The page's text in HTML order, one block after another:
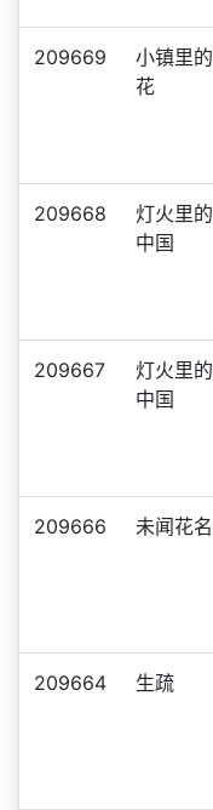
209669
小镇里的
花
209668
灯火里的
中国
209667
灯火里的
中国
209666 未闻花名
209664 生疏